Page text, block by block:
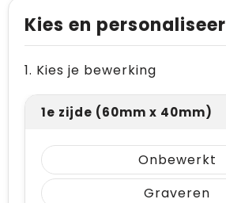
Kies en personaliseer
1. Kies je bewerking
1e zijde (60mm x 40mm)
Onbewerkt
Graveren